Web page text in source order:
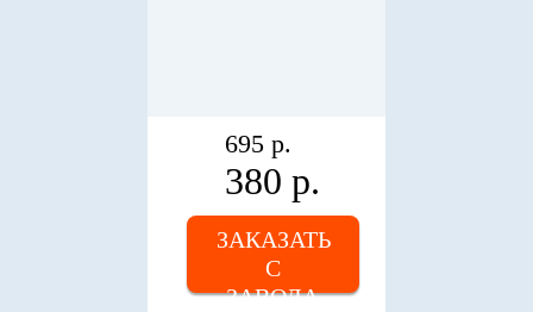
695 р.
380 р.
ЗАКАЗАТЬ
С
ЗАВОДА